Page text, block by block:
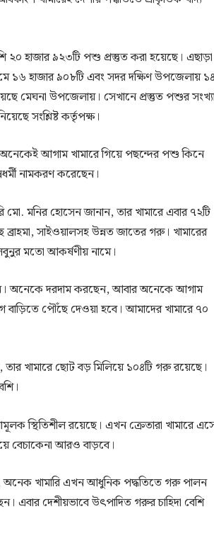
হাজার ৯২৩টি পশু প্রস্তুত করা হয়েছে। এছাড়া
১৬ হাজার ৯০৮টি এবং সদর দক্ষিণ উপজেলায় ১৪
মেঘনা উপজেলায়। সেখানে প্রস্তুত পশুর সংখ্যা
সংশ্লিষ্ট কর্তৃপক্ষ।
আগাম খামারে গিয়ে পছন্দের পশু কিনে
নামকরণ করেছেন।
মো. মনির হোসেন জানান, তার খামারে এবার ৭২টি
সাইওয়ালসহ উন্নত জাতের গরু। খামারের
মতো আকর্ষণীয় নামে।
অনেকে দরদাম করছেন, আবার অনেকে আগাম
পৌঁছে দেওয়া হবে। আমাদের খামারে ৭০
তার খামারে ছোট বড় মিলিয়ে ১০৪টি গরু রয়েছে।
স্থিতিশীল রয়েছে। এখন ক্রেতারা খামারে
বেচাকেনা আরও বাড়বে।
অনেক খামারি এখন আধুনিক পদ্ধতিতে গরু পালন
এবার দেশীয়ভাবে উৎপাদিত গরুর চাহিদা বেশি